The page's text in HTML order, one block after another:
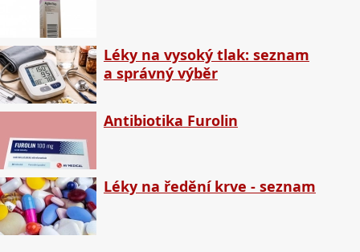
Léky na vysoký tlak: seznam
a správný výběr
Antibiotika Furolin
Léky na ředění krve - seznam